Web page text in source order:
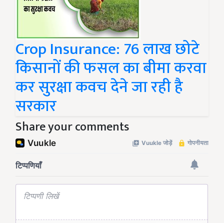
Crop Insurance: 76 लाख छोटे
किसानों की फसल का बीमा करवा
कर सुरक्षा कवच देने जा रही है
सरकार
Share your comments